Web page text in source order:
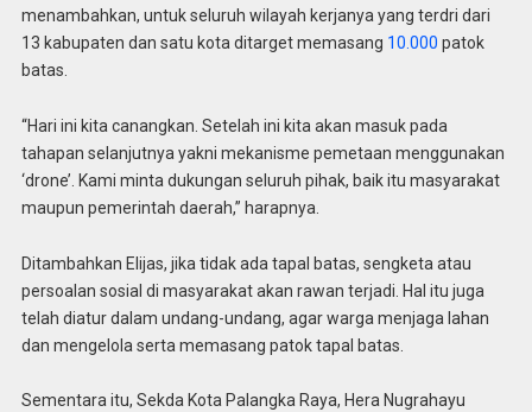
menambahkan, untuk seluruh wilayah kerjanya yang terdri dari
13 kabupaten dan satu kota ditarget memasang 10.000 patok
batas.
“Hari ini kita canangkan. Setelah ini kita akan masuk pada
tahapan selanjutnya yakni mekanisme pemetaan menggunakan
‘drone’. Kami minta dukungan seluruh pihak, baik itu masyarakat
maupun pemerintah daerah,” harapnya.
Ditambahkan Elijas, jika tidak ada tapal batas, sengketa atau
persoalan sosial di masyarakat akan rawan terjadi. Hal itu juga
telah diatur dalam undang-undang, agar warga menjaga lahan
dan mengelola serta memasang patok tapal batas.
Sementara itu, Sekda Kota Palangka Raya, Hera Nugrahayu